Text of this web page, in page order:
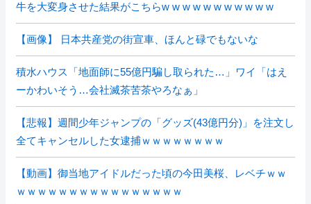
牛を大変身させた結果がこちらw w w w w w w w w w w
【画像】 日本共産党の街宣車、ほんと碌でもないな
積水ハウス「地面師に55億円騙し取られた…」ワイ「はえ
ーかわいそう…会社滅茶苦茶やろなぁ」
【悲報】週間少年ジャンプの「グッズ(43億円分)」を注文し
全てキャンセルした女逮捕ｗｗｗｗｗｗｗｗ
【動画】御当地アイドルだった頃の今田美桜、レベチｗｗ
ｗｗｗｗｗｗｗｗｗｗｗｗｗｗｗｗ